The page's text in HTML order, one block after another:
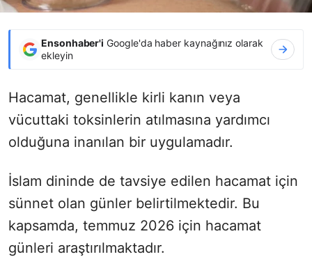
Ensonhaber'i Google'da haber kaynağınız olarak
ekleyin
Hacamat, genellikle kirli kanın veya
vücuttaki toksinlerin atılmasına yardımcı
olduğuna inanılan bir uygulamadır.
İslam dininde de tavsiye edilen hacamat için
sünnet olan günler belirtilmektedir. Bu
kapsamda, temmuz 2026 için hacamat
günleri araştırılmaktadır.